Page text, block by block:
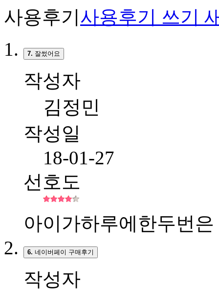
사용후기사용후기 쓰기
7. 잘썼어요
작성자
김정민
작성일
18-01-27
선호도
아이가하루에한두번
6. 네이버페이 구매후기
작성자